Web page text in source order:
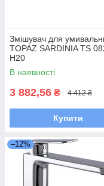
Змішувач для
TOPAZ SARDINIA TS
H20
В наявності
3 882,56 ₴ 4 412 ₴
Купити
–12%